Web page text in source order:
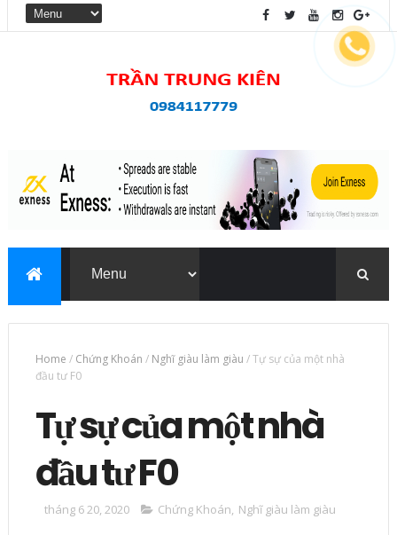
Home / Chứng Khoán / Nghĩ giàu làm giàu /Tự sự của một nhà
đầu tư F0
Tự sự của một nhà
đầu tư F0
tháng 6 20, 2020 Chứng Khoán, Nghĩ giàu làm giàu